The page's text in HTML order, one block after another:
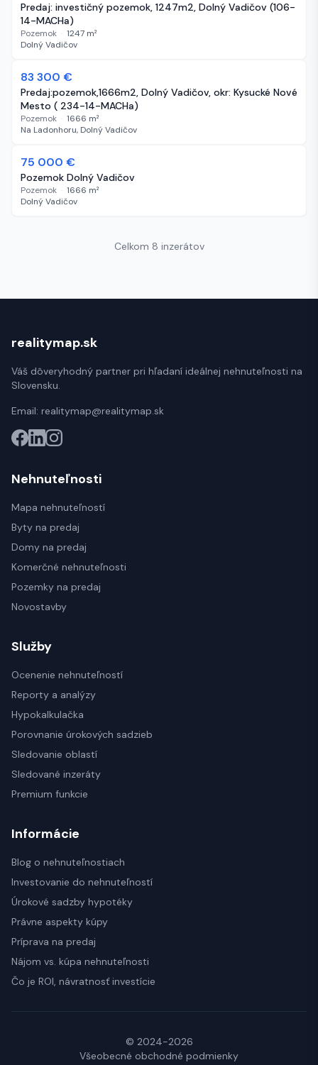
Predaj: investičný pozemok, 1247m2, Dolný Vadičov (106-
14-MACHa)
Pozemok · 1247 m²
Dolný Vadičov
319 dní
-3 334 €
83 300 €
Predaj:pozemok,1666m2, Dolný Vadičov, okr: Kysucké Nové
Mesto ( 234-14-MACHa)
Pozemok · 1666 m²
Na Ladonhoru, Dolný Vadičov
1173 dní
75 000 €
Pozemok Dolný Vadičov
Pozemok · 1666 m²
Dolný Vadičov
Celkom 8 inzerátov
realitymap.sk
Váš dôveryhodný partner pri hľadaní ideálnej nehnuteľnosti na
Slovensku.
Email: realitymap@realitymap.sk
Nehnuteľnosti
Mapa nehnuteľností
Byty na predaj
Domy na predaj
Komerčné nehnuteľnosti
Pozemky na predaj
Novostavby
Služby
Ocenenie nehnuteľností
Reporty a analýzy
Hypokalkulačka
Porovnanie úrokových sadzieb
Sledovanie oblastí
Sledované inzeráty
Premium funkcie
Informácie
Blog o nehnuteľnostiach
Investovanie do nehnuteľností
Úrokové sadzby hypotéky
Právne aspekty kúpy
Príprava na predaj
Nájom vs. kúpa nehnuteľnosti
Čo je ROI, návratnosť investície
© 2024-2026
Všeobecné obchodné podmienky